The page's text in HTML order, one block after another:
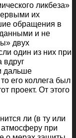
ликбеза»
их
обращения в
и не
двух
один из них при
вдруг
дальше
его коллега был
проект. От этого
ли (в ту или
при